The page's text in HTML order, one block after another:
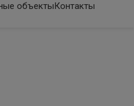
объектыКонтакты